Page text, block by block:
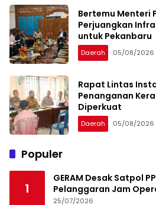
Bertemu Menteri
Perjuangkan
untuk Pekanbaru
Daerah 05/08/2026
Rapat Lintas
Penanganan
Diperkuat
Daerah 05/08/2026
Populer
1
GERAM Desak Satpol
Pelanggaran Jam
25/07/2026